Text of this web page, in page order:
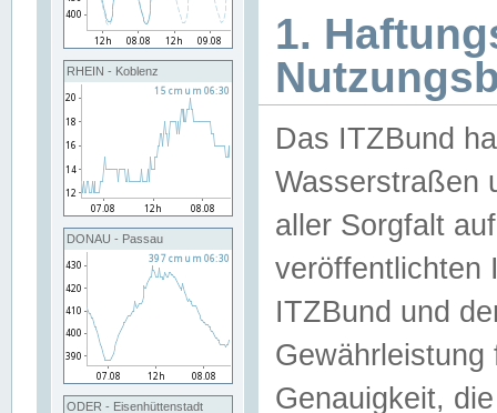
RHEIN - Koblenz
DONAU - Passau
ODER - Eisenhüttenstadt
1.
Das ITZBund
Wasserstraßen
aller Sorgfalt
veröffentlichten
ITZBund und
Genauigkeit,